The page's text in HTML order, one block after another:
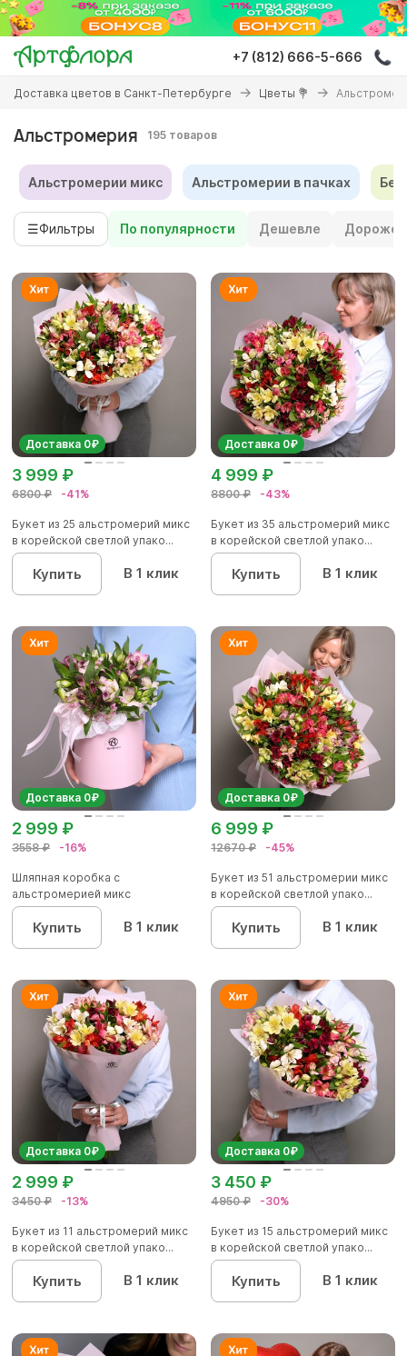
Перейти
основному
содержанию
+7 (812) 666-5-666
Вы
здесь
Доставка цветов в Санкт-Петербурге Цветы 💐
Альстромерия 195 товаров
Альстромерии микс Альстромерии в пачках
☰Фильтры По популярности Дешевле Дороже
Доставка 0₽
6800 ₽ -41%
3 999 ₽
Букет из 25 альстромерий микс
в корейской светлой упако...
Купить В 1 клик
Доставка 0₽
8800 ₽ -43%
4 999 ₽
Букет из 35 альстромерий микс
в корейской светлой упако...
Купить В 1 клик
Доставка 0₽
3558 ₽ -16%
2 999 ₽
Шляпная коробка с
альстромерией микс
Купить В 1 клик
Доставка 0₽
12670 ₽ -45%
6 999 ₽
Букет из 51 альстромерии микс
в корейской светлой упако...
Купить В 1 клик
Доставка 0₽
3450 ₽ -13%
2 999 ₽
Букет из 11 альстромерий микс
в корейской светлой упако...
Купить В 1 клик
Доставка 0₽
4950 ₽ -30%
3 450 ₽
Букет из 15 альстромерий микс
в корейской светлой упако...
Купить В 1 клик